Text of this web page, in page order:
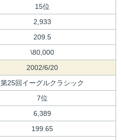
15位
2,933
209.5
\80,000
2002/6/20
第25回イーグルクラシック
7位
6,389
199.65